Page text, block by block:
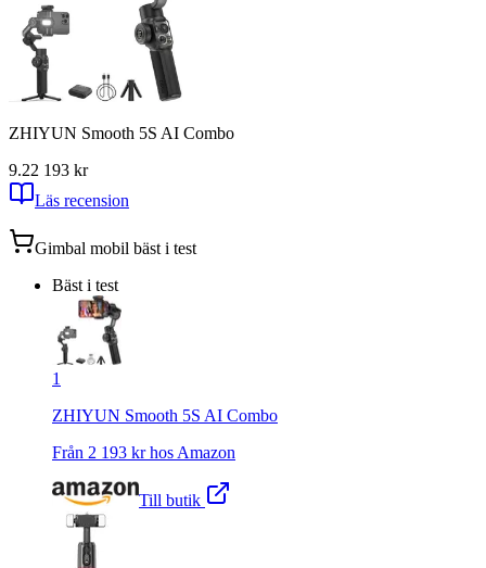
ZHIYUN Smooth 5S AI Combo
9.22 193 kr
Läs recension
Gimbal mobil bäst i test
Bäst i test
1
ZHIYUN Smooth 5S AI Combo
Från 2 193 kr hos Amazon
Till butik